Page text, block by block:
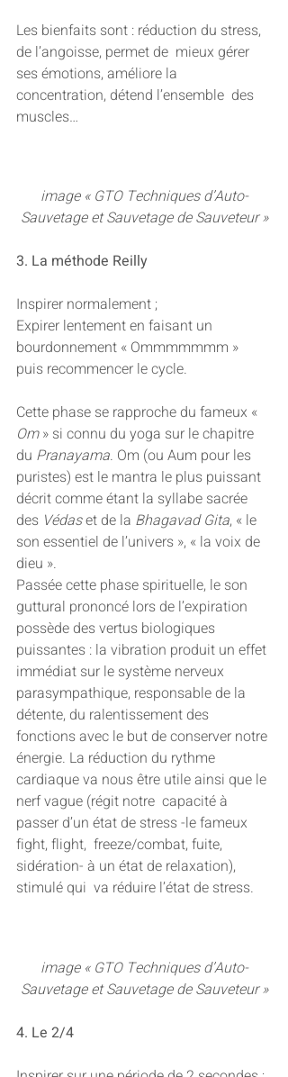
Les bienfaits sont : réduction du stress,
de l’angoisse, permet de  mieux gérer
ses émotions, améliore la
concentration, détend l’ensemble  des
muscles…
image « GTO Techniques d’Auto-
Sauvetage et Sauvetage de Sauveteur »
3. La méthode Reilly
Inspirer normalement ;
Expirer lentement en faisant un
bourdonnement « Ommmmmmm »
puis recommencer le cycle.
Cette phase se rapproche du fameux «
Om » si connu du yoga sur le chapitre
du Pranayama. Om (ou Aum pour les
puristes) est le mantra le plus puissant
décrit comme étant la syllabe sacrée
des Védas et de la Bhagavad Gita, « le
son essentiel de l’univers », « la voix de
dieu ».
Passée cette phase spirituelle, le son
guttural prononcé lors de l’expiration
possède des vertus biologiques
puissantes : la vibration produit un effet
immédiat sur le système nerveux
parasympathique, responsable de la
détente, du ralentissement des
fonctions avec le but de conserver notre
énergie. La réduction du rythme
cardiaque va nous être utile ainsi que le
nerf vague (régit notre  capacité à
passer d’un état de stress -le fameux
fight, flight,  freeze/combat, fuite,
sidération- à un état de relaxation),
stimulé qui  va réduire l’état de stress.
image « GTO Techniques d’Auto-
Sauvetage et Sauvetage de Sauveteur »
4. Le 2/4